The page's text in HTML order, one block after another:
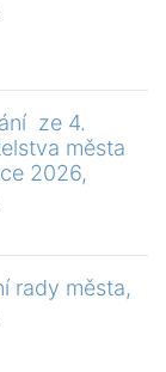
ze 4.
města
2026,
rady města,